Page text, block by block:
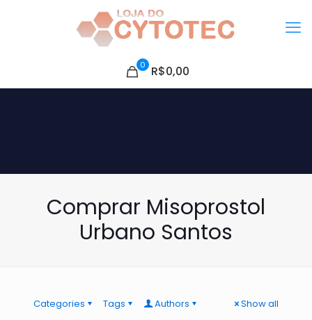
0 R$0,00
Comprar Misoprostol
Urbano Santos
Categories Tags Authors Show all